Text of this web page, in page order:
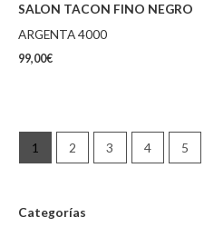
Categorías
SALON TACON FINO NEGRO
ARGENTA 4000
99,00€
1 2 3 4 5